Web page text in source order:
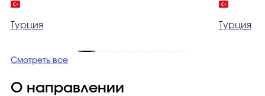
Турция Турция
Смотреть все
О направлении